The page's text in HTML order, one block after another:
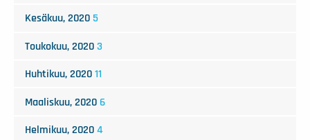
Kesäkuu, 2020 5
Toukokuu, 2020 3
Huhtikuu, 2020 11
Maaliskuu, 2020 6
Helmikuu, 2020 4